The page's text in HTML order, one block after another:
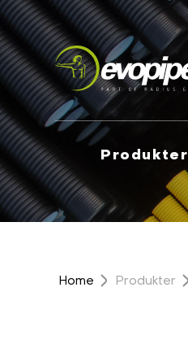
Produkter
Home Produkter